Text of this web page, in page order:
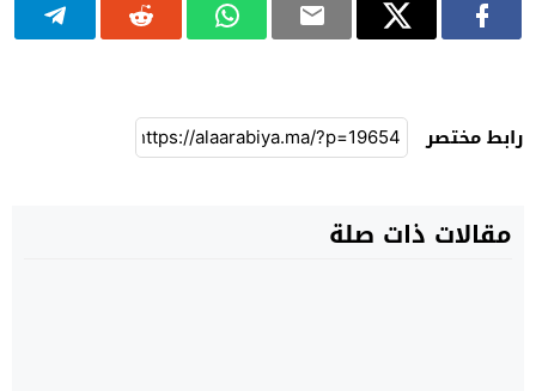
رابط مختصر
مقالات ذات صلة